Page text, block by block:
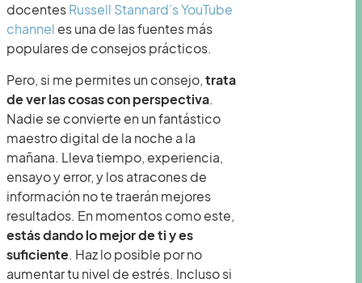
docentesRussell Stannard’s YouTube
channel es una de las fuentes más
populares de consejos prácticos.
Pero, si me permites un consejo,trata
de ver las cosas con perspectiva.
Nadie se convierte en un fantástico
maestro digital de la noche a la
mañana. Lleva tiempo, experiencia,
ensayo y error, y los atracones de
información no te traerán mejores
resultados. En momentos como este,
estás dando lo mejor de ti y es
suficiente. Haz lo posible por no
aumentar tu nivel de estrés. Incluso si